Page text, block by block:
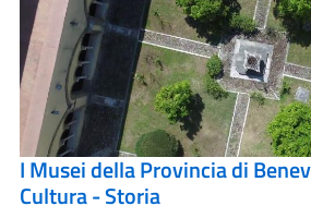
I Musei della Provincia di
Cultura - Storia